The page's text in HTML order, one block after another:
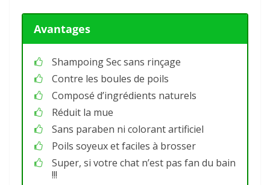
Avantages
Shampoing Sec sans rinçage
Contre les boules de poils
Composé d’ingrédients naturels
Réduit la mue
Sans paraben ni colorant artificiel
Poils soyeux et faciles à brosser
Super, si votre chat n’est pas fan du bain
!!!